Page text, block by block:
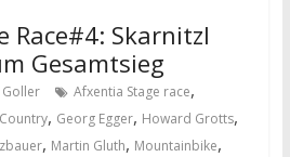
Race#4: Skarnitzl
Gesamtsieg
Afxentia Stage race,
, Georg Egger, Howard Grotts,
, Martin Gluth, Mountainbike,